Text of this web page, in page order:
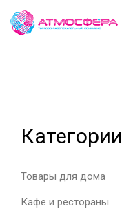
Категории
Товары для дома
Кафе и рестораны